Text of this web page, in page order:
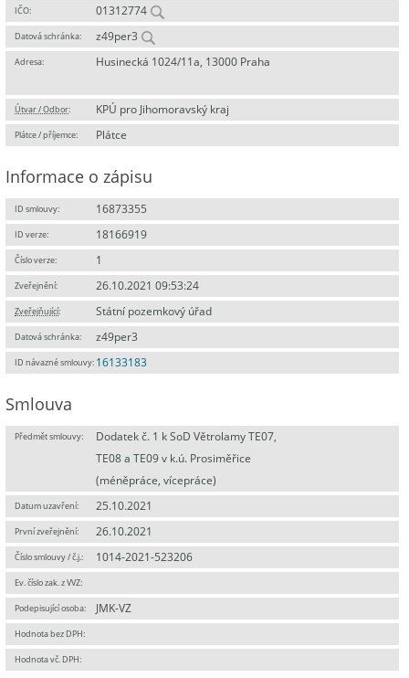
IČO: 01312774
Datová schránka: z49per3
Adresa: Husinecká 1024/11a, 13000 Praha
Útvar / Odbor: KPÚ pro Jihomoravský kraj
Plátce / příjemce: Plátce
Informace o zápisu
ID smlouvy: 16873355
ID verze: 18166919
Číslo verze: 1
Zveřejnění: 26.10.2021 09:53:24
Zveřejňující: Státní pozemkový úřad
Datová schránka: z49per3
ID návazné smlouvy: 16133183
Smlouva
Předmět smlouvy:
Dodatek č. 1 k SoD Větrolamy TE07,
TE08 a TE09 v k.ú. Prosiměřice
(méněpráce, vícepráce)
Datum uzavření: 25.10.2021
První zveřejnění: 26.10.2021
Číslo smlouvy / č.j.: 1014-2021-523206
Ev. číslo zak. z VVZ:
Podepisující osoba: JMK-VZ
Hodnota bez DPH:
Hodnota vč. DPH: